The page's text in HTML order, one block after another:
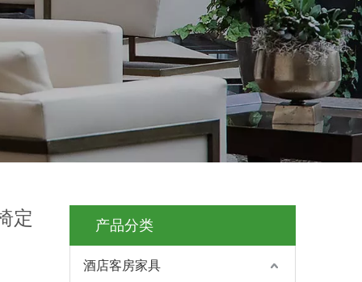
定 产品分类
酒店客房家具